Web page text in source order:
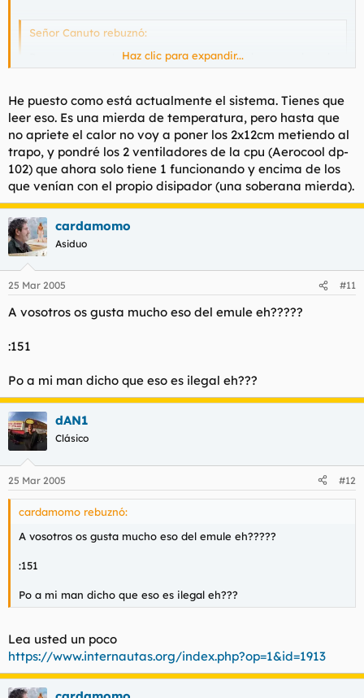
Señor Canuto rebuznó:
Pues para no estar haciendo nada tienes el procesador a la
misma temperatura que lo tengo yo cuando estoy jugando
Haz clic para expandir...
He puesto como está actualmente el sistema. Tienes que
leer eso. Es una mierda de temperatura, pero hasta que
no apriete el calor no voy a poner los 2x12cm metiendo al
trapo, y pondré los 2 ventiladores de la cpu (Aerocool dp-
102) que ahora solo tiene 1 funcionando y encima de los
que venían con el propio disipador (una soberana mierda).
cardamomo
Asiduo
25 Mar 2005 #11
A vosotros os gusta mucho eso del emule eh?????
:151
Po a mi man dicho que eso es ilegal eh???
dAN1
Clásico
25 Mar 2005 #12
cardamomo rebuznó:
A vosotros os gusta mucho eso del emule eh?????
:151
Po a mi man dicho que eso es ilegal eh???
Lea usted un poco
https://www.internautas.org/index.php?op=1&id=1913